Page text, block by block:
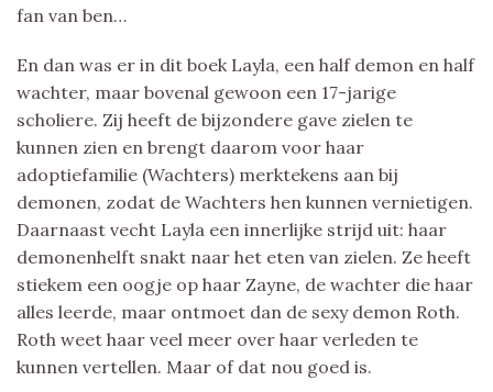
fan van ben…
En dan was er in dit boek Layla, een half demon en half
wachter, maar bovenal gewoon een 17-jarige
scholiere. Zij heeft de bijzondere gave zielen te
kunnen zien en brengt daarom voor haar
adoptiefamilie (Wachters) merktekens aan bij
demonen, zodat de Wachters hen kunnen vernietigen.
Daarnaast vecht Layla een innerlijke strijd uit: haar
demonenhelft snakt naar het eten van zielen. Ze heeft
stiekem een oogje op haar Zayne, de wachter die haar
alles leerde, maar ontmoet dan de sexy demon Roth.
Roth weet haar veel meer over haar verleden te
kunnen vertellen. Maar of dat nou goed is.